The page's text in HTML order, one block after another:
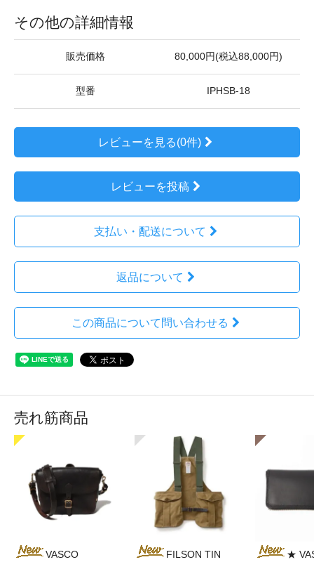
その他の詳細情報
販売価格 80,000円(税込88,000円)
型番 IPHSB-18
レビューを見る(0件)
レビューを投稿
支払い・配送について
返品について
この商品について問い合わせる
売れ筋商品
VASCO
FILSON TIN
★